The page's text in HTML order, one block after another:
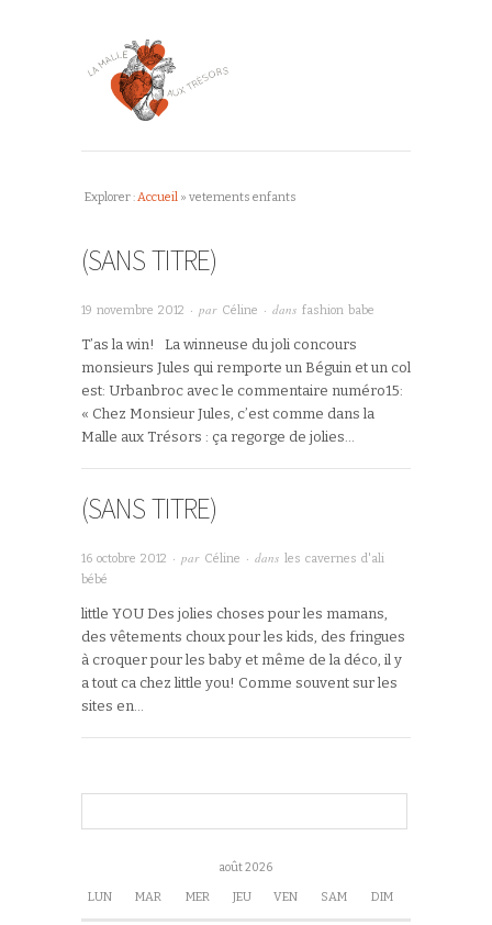
Explorer :Accueil » vetements enfants
(SANS TITRE)
19 novembre 2012 · par Céline · dans fashion babe
T’as la win! La winneuse du joli concours
monsieurs Jules qui remporte un Béguin et un col
est: Urbanbroc avec le commentaire numéro15:
« Chez Monsieur Jules, c’est comme dans la
Malle aux Trésors : ça regorge de jolies…
(SANS TITRE)
16 octobre 2012 · par Céline · dans les cavernes d'ali
bébé
little YOU Des jolies choses pour les mamans,
des vêtements choux pour les kids, des fringues
à croquer pour les baby et même de la déco, il y
a tout ca chez little you! Comme souvent sur les
sites en…
août 2026
LUN MAR MER JEU VEN SAM DIM